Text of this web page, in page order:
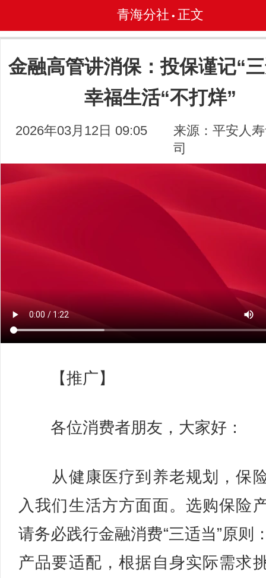
青海分社 • 正文
金融高管讲消保：投保谨记“
幸福生活“不打烊”
2026年03月12日 09:05
来源：平安人
司
【推广】
各位消费者朋友，大家好：
从健康医疗到养老规划，保
入我们生活方方面面。选购保险
请务必践行金融消费“三适当”原则
产品要适配，根据自身实际需求